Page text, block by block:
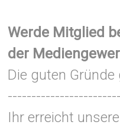
Werde Mitglied
der
Die guten Gründe
Ihr erreicht unsere